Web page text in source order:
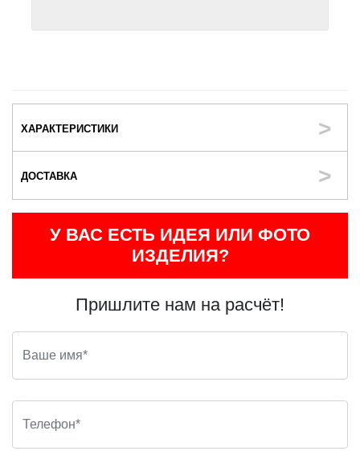
ХАРАКТЕРИСТИКИ
ДОСТАВКА
У ВАС ЕСТЬ ИДЕЯ ИЛИ ФОТО
ИЗДЕЛИЯ?
Пришлите нам на расчёт!